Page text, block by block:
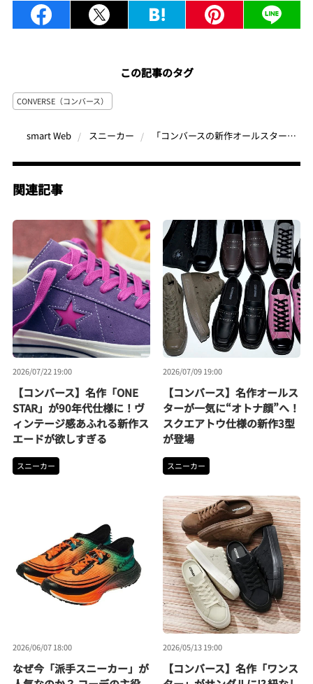
この記事のタグ
CONVERSE（コンバース）
smart Web スニーカー 「コンバースの新作オールスター」異素材ミックスが激アツ！グランジ×ヴィンテージの融合が今っぽい
関連記事
2026/07/22 19:00
【コンバース】名作「ONE
STAR」が90年代仕様に！ヴ
ィンテージ感あふれる新作ス
エードが欲しすぎる
スニーカー
2026/07/09 19:00
【コンバース】名作オールス
ターが一気に“オトナ顔”へ！
スクエアトウ仕様の新作3型
が登場
スニーカー
2026/06/07 18:00
なぜ今「派手スニーカー」が
2026/05/13 19:00
【コンバース】名作「ワンス